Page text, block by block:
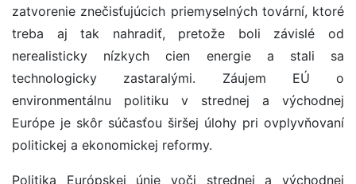
zatvorenie znečisťujúcich priemyselných tovární, ktoré
treba aj tak nahradiť, pretože boli závislé od
nerealisticky nízkych cien energie a stali sa
technologicky zastaralými. Záujem EÚ o
environmentálnu politiku v strednej a východnej
Európe je skôr súčasťou širšej úlohy pri ovplyvňovaní
politickej a ekonomickej reformy.
Politika Európskej únie voči strednej a východnej